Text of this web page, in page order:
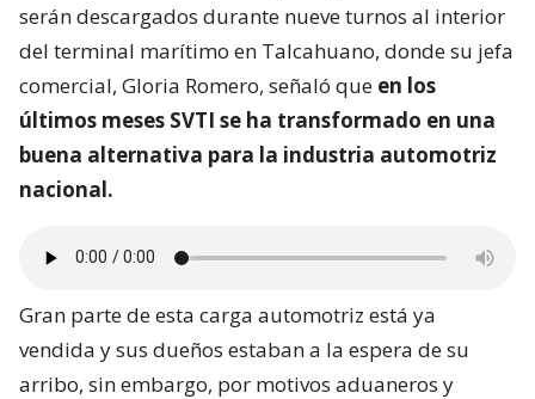
serán descargados durante nueve turnos al interior
del terminal marítimo en Talcahuano, donde su jefa
comercial, Gloria Romero, señaló que en los
últimos meses SVTI se ha transformado en una
buena alternativa para la industria automotriz
nacional.
Gran parte de esta carga automotriz está ya
vendida y sus dueños estaban a la espera de su
arribo, sin embargo, por motivos aduaneros y